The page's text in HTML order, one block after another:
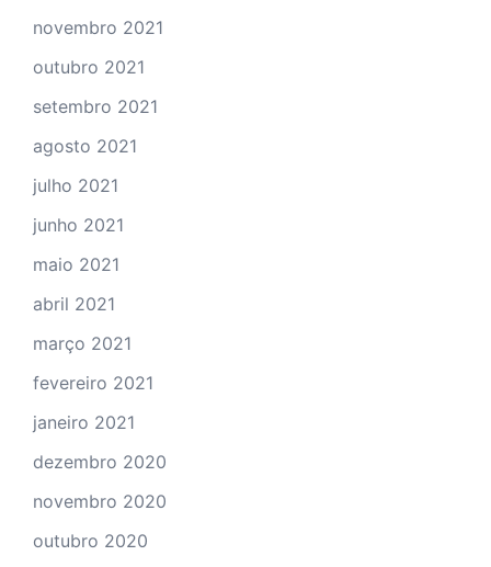
novembro 2021
outubro 2021
setembro 2021
agosto 2021
julho 2021
junho 2021
maio 2021
abril 2021
março 2021
fevereiro 2021
janeiro 2021
dezembro 2020
novembro 2020
outubro 2020